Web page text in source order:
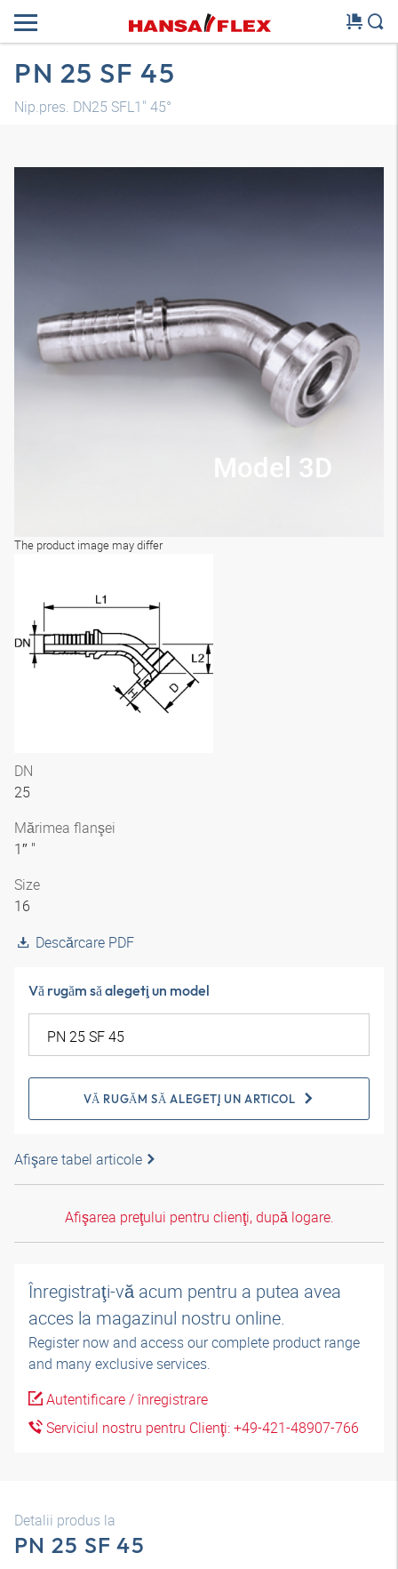
PN 25 SF 45
Nip.pres. DN25 SFL1" 45°
The product image may differ
Model 3D
DN
25
Mărimea flanşei
1″ "
Size
16
Descărcare PDF
Vă rugăm să alegeţi un model
VĂ RUGĂM SĂ ALEGEŢI UN ARTICOL
Afişare tabel articole
Afişarea preţului pentru clienţi, după logare.
Înregistraţi-vă acum pentru a putea avea
acces la magazinul nostru online.
Register now and access our complete product range
and many exclusive services.
Autentificare / înregistrare
Serviciul nostru pentru Clienţi: +49-421-48907-766
Detalii produs la
PN 25 SF 45